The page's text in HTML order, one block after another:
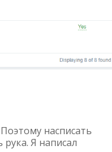
насписать
Я написал